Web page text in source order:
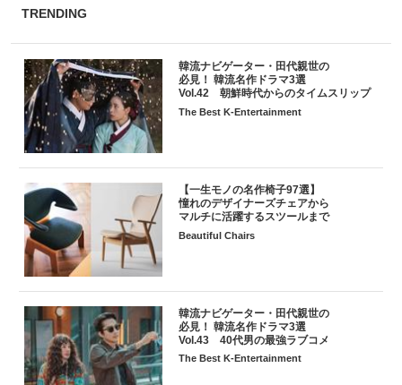
TRENDING
韓流ナビゲーター・田代親世の
必見！ 韓流名作ドラマ3選
Vol.42 朝鮮時代からのタイムスリップ
The Best K-Entertainment
【一生モノの名作椅子97選】
憧れのデザイナーズチェアから
マルチに活躍するスツールまで
Beautiful Chairs
韓流ナビゲーター・田代親世の
必見！ 韓流名作ドラマ3選
Vol.43 40代男の最強ラブコメ
The Best K-Entertainment